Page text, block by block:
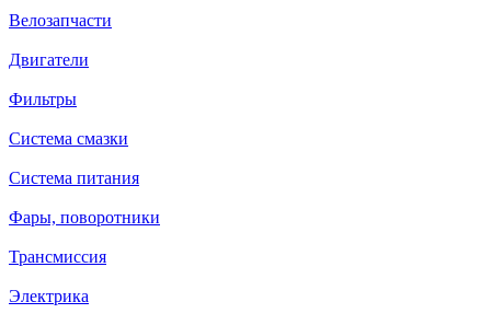
Велозапчасти
Двигатели
Фильтры
Система смазки
Система питания
Фары, поворотники
Трансмиссия
Электрика